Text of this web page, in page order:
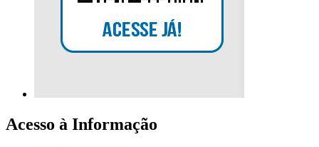
Acesso à Informação